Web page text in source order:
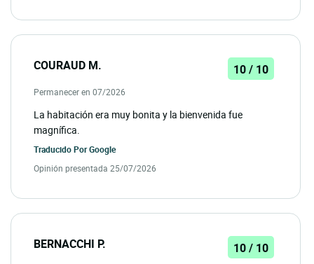
COURAUD M. 10 / 10
Permanecer en 07/2026
La habitación era muy bonita y la bienvenida fue
magnífica.
Traducido PorGoogle
Opinión presentada 25/07/2026
BERNACCHI P. 10 / 10